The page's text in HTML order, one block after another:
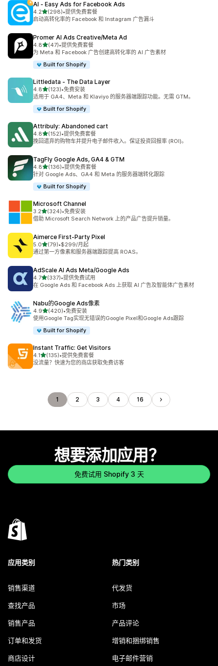
AI ‑ Easy Ads for Facebook Ads
4.2星（满分 5 星）
(298)
总共 298 条评论
•提供免费套餐
启动高转化率的 Facebook 和 Instagram 广告漏斗
Promer AI Ads Creative/Meta Ad
4.8星（满分 5 星）
(47)
总共 47 条评论
•提供免费套餐
为 Meta 和 Facebook 广告创建高转化率的 AI 广告素材
Built for Shopify
Littledata ‑ The Data Layer
4.8星（满分 5 星）
(123)
总共 123 条评论
•免费安装
适用于 GA4、Meta 和 Klaviyo 的服务器端跟踪功能。无需 GTM。
Built for Shopify
Attribuly: Abandoned cart
4.8星（满分 5 星）
(152)
总共 152 条评论
•提供免费套餐
挽回遗弃的购物车并提升电子邮件收入。保证投资回报率 (ROI)。
TagFly Google Ads, GA4 & GTM
4.8星（满分 5 星）
(136)
总共 136 条评论
•提供免费套餐
针对 Google Ads、GA4 和 Meta 的服务器端转化跟踪
Built for Shopify
Microsoft Channel
3.2星（满分 5 星）
(324)
总共 324 条评论
•免费安装
借助 Microsoft Search Network 上的产品广告提升销量。
Aimerce First‑Party Pixel
5.0星（满分 5 星）
(79)
总共 79 条评论
•$299/月起
通过第一方像素和服务器端跟踪提高 ROAS。
AdScale AI Ads Meta/Google Ads
4.7星（满分 5 星）
(337)
总共 337 条评论
•提供免费试用
在 Google Ads 和 Facebook Ads 上获取 AI 广告及智能体广告素材
Nabu的Google Ads像素
4.9星（满分 5 星）
(420)
总共 420 条评论
•免费安装
使用Google Tag实现无错误的Google Pixel和Google Ads跟踪
Built for Shopify
Instant Traffic: Get Visitors
4.1星（满分 5 星）
(135)
总共 135 条评论
•提供免费套餐
没流量？快速为您的商店获取免费访客
1 2 3 4 16
想要添加应用？
免费试用 Shopify 3 天
应用类别
销售渠道
查找产品
销售产品
订单和发货
商店设计
热门类别
代发货
市场
产品评论
增销和捆绑销售
电子邮件营销